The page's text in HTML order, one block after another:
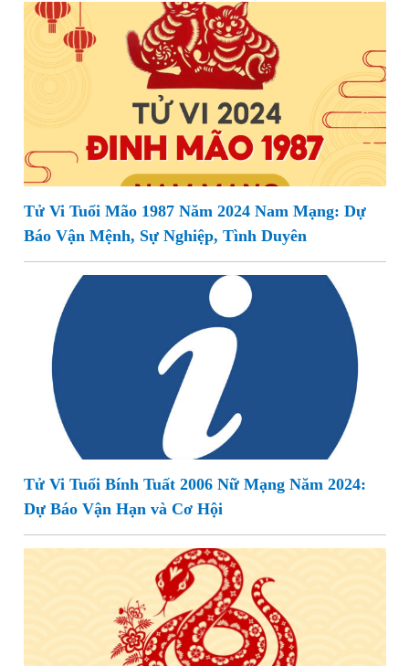
Tử Vi Tuổi Mão 1987 Năm 2024 Nam Mạng: Dự
Báo Vận Mệnh, Sự Nghiệp, Tình Duyên
Tử Vi Tuổi Bính Tuất 2006 Nữ Mạng Năm 2024:
Dự Báo Vận Hạn và Cơ Hội